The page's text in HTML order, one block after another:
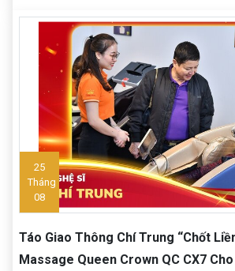
25
Tháng
08
Táo Giao Thông Chí Trung “Chốt
Massage Queen Crown QC CX7